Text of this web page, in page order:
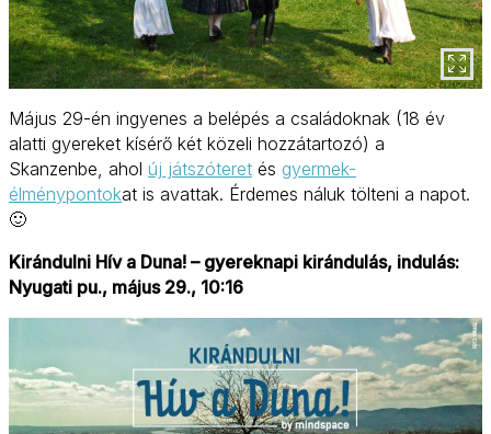
Május 29-én ingyenes a belépés a családoknak (18 év
alatti gyereket kísérő két közeli hozzátartozó) a
Skanzenbe, ahol új játszóteret és gyermek-
élménypontokat is avattak. Érdemes náluk tölteni a napot.
🙂
Kirándulni Hív a Duna! – gyereknapi kirándulás, indulás:
Nyugati pu., május 29., 10:16